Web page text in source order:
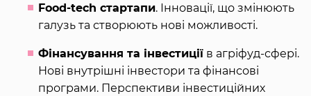
Food-tech стартапи. Інновації, що змінюють
галузь та створюють нові можливості.
Фінансування та інвестиції в агріфуд-сфері.
Нові внутрішні інвестори та фінансові
програми. Перспективи інвестиційних